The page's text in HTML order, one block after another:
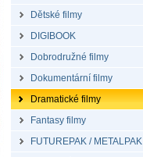
Dětské filmy
DIGIBOOK
Dobrodružné filmy
Dokumentární filmy
Dramatické filmy
Fantasy filmy
FUTUREPAK / METALPAK